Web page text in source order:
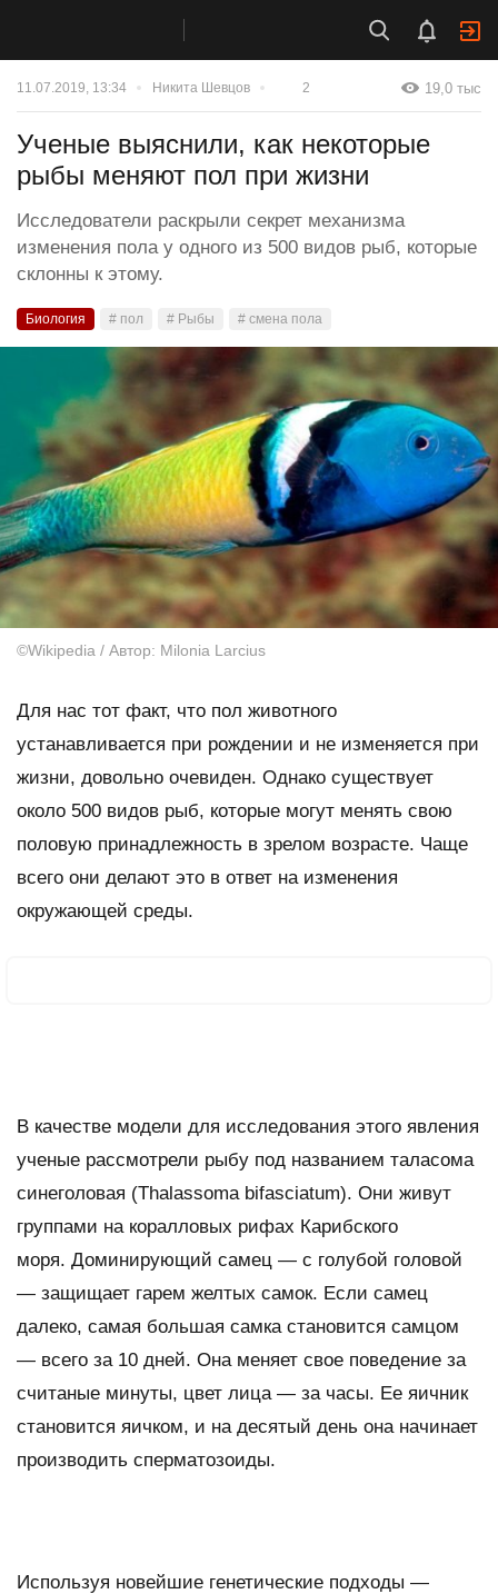
11.07.2019, 13:34 Никита Шевцов 2 19,0 тыс
Ученые выяснили, как некоторые
рыбы меняют пол при жизни
Исследователи раскрыли секрет механизма
изменения пола у одного из 500 видов рыб, которые
склонны к этому.
Биология # пол # Рыбы # смена пола
©Wikipedia / Автор: Milonia Larcius
Для нас тот факт, что пол животного
устанавливается при рождении и не изменяется при
жизни, довольно очевиден. Однако существует
около 500 видов рыб, которые могут менять свою
половую принадлежность в зрелом возрасте. Чаще
всего они делают это в ответ на изменения
окружающей среды.
В качестве модели для исследования этого явления
ученые рассмотрели рыбу под названием таласома
синеголовая (Thalassoma bifasciatum). Они живут
группами на коралловых рифах Карибского
моря. Доминирующий самец — с голубой головой
— защищает гарем желтых самок. Если самец
далеко, самая большая самка становится самцом
— всего за 10 дней. Она меняет свое поведение за
считаные минуты, цвет лица — за часы. Ее яичник
становится яичком, и на десятый день она начинает
производить сперматозоиды.
Используя новейшие генетические подходы —